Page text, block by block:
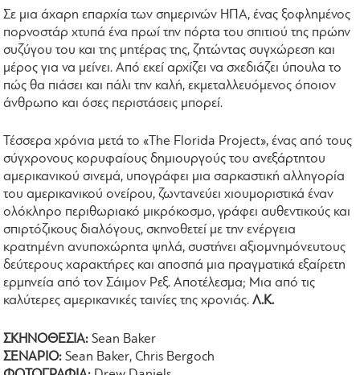
Σε μια άχαρη επαρχία των σημερινών ΗΠΑ, ένας ξοφλημένος
πορνοστάρ χτυπά ένα πρωί την πόρτα του σπιτιού της πρώην
συζύγου του και της μητέρας της, ζητώντας συγχώρεση και
μέρος για να μείνει. Από εκεί αρχίζει να σχεδιάζει ύπουλα το
πώς θα πιάσει και πάλι την καλή, εκμεταλλευόμενος όποιον
άνθρωπο και όσες περιστάσεις μπορεί.
Τέσσερα χρόνια μετά το «The Florida Project», ένας από τους
σύγχρονους κορυφαίους δημιουργούς του ανεξάρτητου
αμερικανικού σινεμά, υπογράφει μια σαρκαστική αλληγορία
του αμερικανικού ονείρου, ζωντανεύει χιουμοριστικά έναν
ολόκληρο περιθωριακό μικρόκοσμο, γράφει αυθεντικούς και
σπιρτόζικους διαλόγους, σκηνοθετεί με την ενέργεια
κρατημένη ανυποχώρητα ψηλά, συστήνει αξιομνημόνευτους
δεύτερους χαρακτήρες και αποσπά μια πραγματικά εξαίρετη
ερμηνεία από τον Σάιμον Ρεξ. Αποτέλεσμα; Μια από τις
καλύτερες αμερικανικές ταινίες της χρονιάς.Λ.Κ.
ΣΚΗΝΟΘΕΣΙΑ:Sean Baker
ΣΕΝΑΡΙΟ:Sean Baker, Chris Bergoch